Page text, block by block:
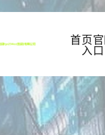
首页官
入口